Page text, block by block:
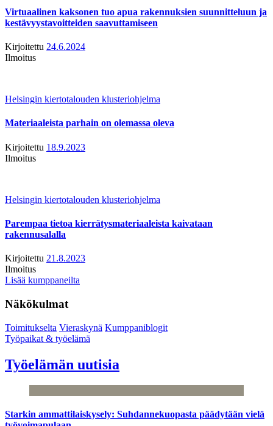
Virtuaalinen kaksonen tuo apua rakennuksien suunnitteluun ja
kestävyystavoitteiden saavuttamiseen
Kirjoitettu 24.6.2024
Ilmoitus
Helsingin kiertotalouden klusteriohjelma
Materiaaleista parhain on olemassa oleva
Kirjoitettu 18.9.2023
Ilmoitus
Helsingin kiertotalouden klusteriohjelma
Parempaa tietoa kierrätysmateriaaleista kaivataan
rakennusalalla
Kirjoitettu 21.8.2023
Ilmoitus
Lisää kumppaneilta
Näkökulmat
Toimitukselta Vieraskynä Kumppaniblogit
Työpaikat & työelämä
Työelämän uutisia
Starkin ammattilaiskysely: Suhdannekuopasta päädytään vielä